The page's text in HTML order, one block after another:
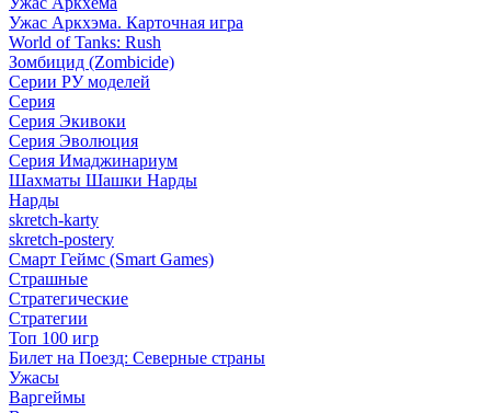
Ужас Аркхэма. Карточная игра
World of Tanks: Rush
Зомбицид (Zombicide)
Серии РУ моделей
Серия
Серия Экивоки
Серия Эволюция
Серия Имаджинариум
Шахматы Шашки Нарды
Нарды
skretch-karty
skretch-postery
Смарт Геймс (Smart Games)
Страшные
Стратегические
Стратегии
Топ 100 игр
Билет на Поезд: Северные страны
Ужасы
Варгеймы